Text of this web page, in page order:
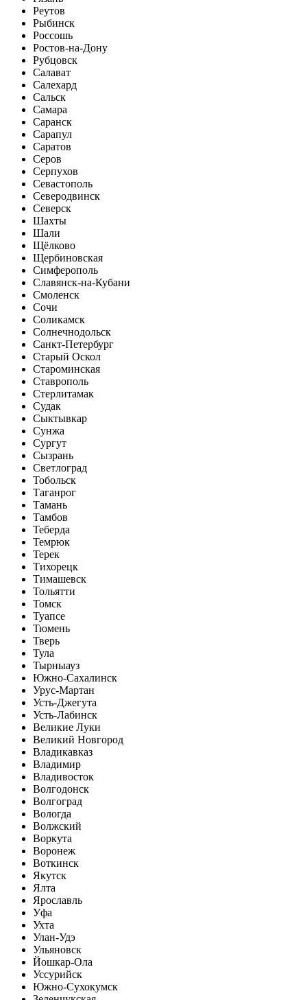
Реутов
Рыбинск
Россошь
Ростов-на-Дону
Рубцовск
Салават
Салехард
Сальск
Самара
Саранск
Сарапул
Саратов
Серов
Серпухов
Севастополь
Северодвинск
Северск
Шахты
Шали
Щёлково
Щербиновская
Симферополь
Славянск-на-Кубани
Смоленск
Сочи
Соликамск
Солнечнодольск
Санкт-Петербург
Старый Оскол
Староминская
Ставрополь
Стерлитамак
Судак
Сыктывкар
Сунжа
Сургут
Сызрань
Светлоград
Тобольск
Таганрог
Тамань
Тамбов
Теберда
Темрюк
Терек
Тихорецк
Тимашевск
Тольятти
Томск
Туапсе
Тюмень
Тверь
Тула
Тырныауз
Южно-Сахалинск
Урус-Мартан
Усть-Джегута
Усть-Лабинск
Великие Луки
Великий Новгород
Владикавказ
Владимир
Владивосток
Волгодонск
Волгоград
Вологда
Волжский
Воркута
Воронеж
Воткинск
Якутск
Ялта
Ярославль
Уфа
Ухта
Улан-Удэ
Ульяновск
Йошкар-Ола
Уссурийск
Южно-Сухокумск